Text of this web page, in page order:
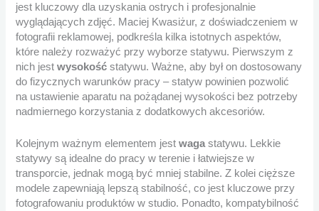
jest kluczowy dla uzyskania ostrych i profesjonalnie
wyglądających zdjęć. Maciej Kwasiżur, z doświadczeniem w
fotografii reklamowej, podkreśla kilka istotnych aspektów,
które należy rozważyć przy wyborze statywu. Pierwszym z
nich jestwysokość statywu. Ważne, aby był on dostosowany
do fizycznych warunków pracy – statyw powinien pozwolić
na ustawienie aparatu na pożądanej wysokości bez potrzeby
nadmiernego korzystania z dodatkowych akcesoriów.
Kolejnym ważnym elementem jestwaga statywu. Lekkie
statywy są idealne do pracy w terenie i łatwiejsze w
transporcie, jednak mogą być mniej stabilne. Z kolei cięższe
modele zapewniają lepszą stabilność, co jest kluczowe przy
fotografowaniu produktów w studio. Ponadto, kompatybilność